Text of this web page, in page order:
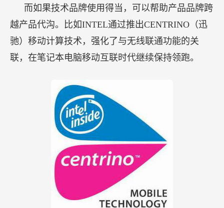
而如果技术品牌使用得当，可以帮助产品品牌跨
越产品代沟。比如INTEL通过推出CENTRINO（迅
驰）移动计算技术，强化了与无线联通功能的关
联，在笔记本电脑移动互联时代继续保持领跑。